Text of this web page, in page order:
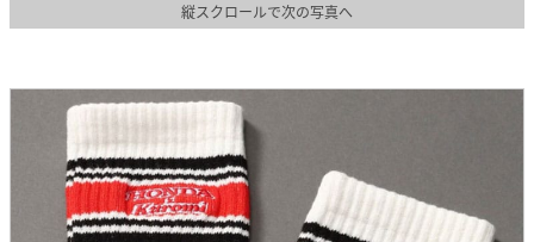
縦スクロールで次の写真へ